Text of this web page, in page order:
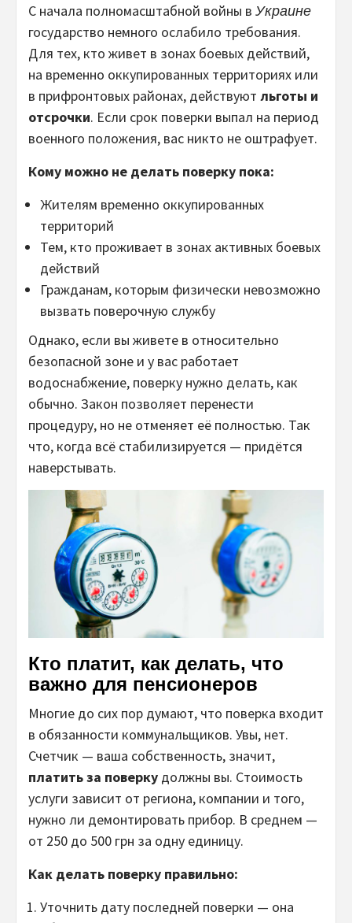
С начала полномасштабной войны в Украине
государство немного ослабило требования.
Для тех, кто живет в зонах боевых действий,
на временно оккупированных территориях или
в прифронтовых районах, действуют льготы и
отсрочки. Если срок поверки выпал на период
военного положения, вас никто не оштрафует.
Кому можно не делать поверку пока:
Жителям временно оккупированных
территорий
Тем, кто проживает в зонах активных боевых
действий
Гражданам, которым физически невозможно
вызвать поверочную службу
Однако, если вы живете в относительно
безопасной зоне и у вас работает
водоснабжение, поверку нужно делать, как
обычно. Закон позволяет перенести
процедуру, но не отменяет её полностью. Так
что, когда всё стабилизируется — придётся
наверстывать.
Кто платит, как делать, что
важно для пенсионеров
Многие до сих пор думают, что поверка входит
в обязанности коммунальщиков. Увы, нет.
Счетчик — ваша собственность, значит,
платить за поверку должны вы. Стоимость
услуги зависит от региона, компании и того,
нужно ли демонтировать прибор. В среднем —
от 250 до 500 грн за одну единицу.
Как делать поверку правильно:
Уточнить дату последней поверки — она